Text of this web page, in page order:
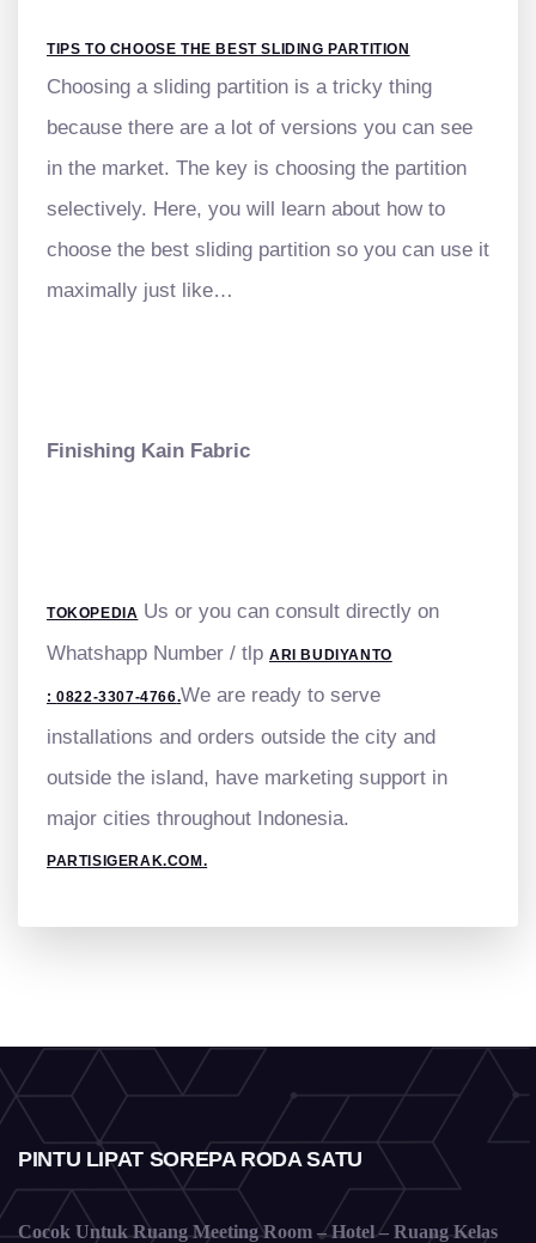
TIPS TO CHOOSE THE BEST SLIDING PARTITION
Choosing a sliding partition is a tricky thing
because there are a lot of versions you can see
in the market. The key is choosing the partition
selectively. Here, you will learn about how to
choose the best sliding partition so you can use it
maximally just like…
Finishing Kain Fabric
TOKOPEDIA Us or you can consult directly on
Whatshapp Number / tlp ARI BUDIYANTO
:0822-3307-4766.We are ready to serve
installations and orders outside the city and
outside the island, have marketing support in
major cities throughout Indonesia.
PARTISIGERAK.COM.
PINTU LIPAT SOREPA RODA SATU
Cocok Untuk Ruang Meeting Room – Hotel – Ruang Kelas